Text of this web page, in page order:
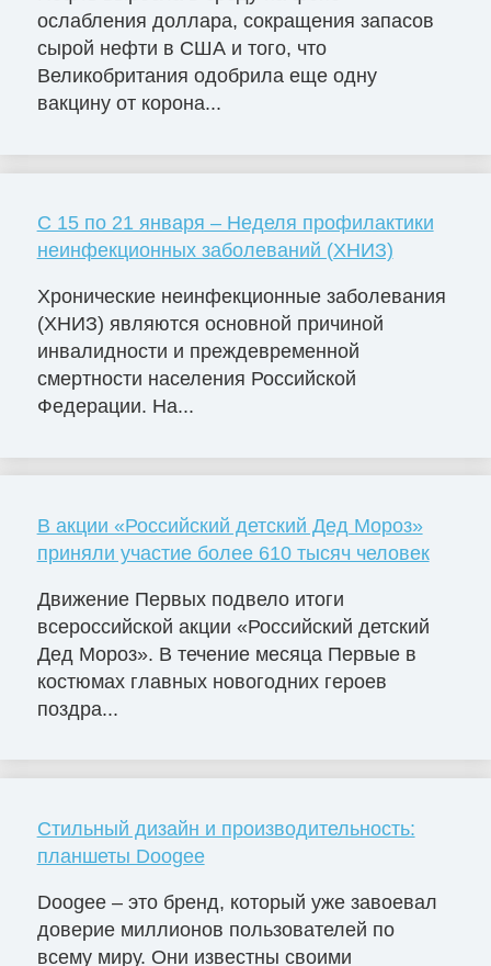
ослабления доллара, сокращения запасов
сырой нефти в США и того, что
Великобритания одобрила еще одну
вакцину от корона...
С 15 по 21 января – Неделя профилактики
неинфекционных заболеваний (ХНИЗ)
Хронические неинфекционные заболевания
(ХНИЗ) являются основной причиной
инвалидности и преждевременной
смертности населения Российской
Федерации. На...
В акции «Российский детский Дед Мороз»
приняли участие более 610 тысяч человек
Движение Первых подвело итоги
всероссийской акции «Российский детский
Дед Мороз». В течение месяца Первые в
костюмах главных новогодних героев
поздра...
Стильный дизайн и производительность:
планшеты Doogee
Doogee – это бренд, который уже завоевал
доверие миллионов пользователей по
всему миру. Они известны своими